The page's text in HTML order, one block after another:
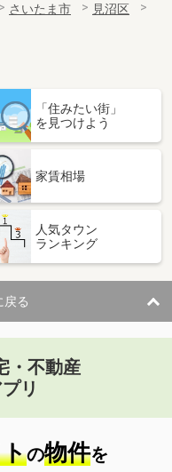
さいたま市
見沼区
「住みたい街」
を見つけよう
家賃相場
人気タウン
ランキング
戻る
・不動産
リ
の物件を